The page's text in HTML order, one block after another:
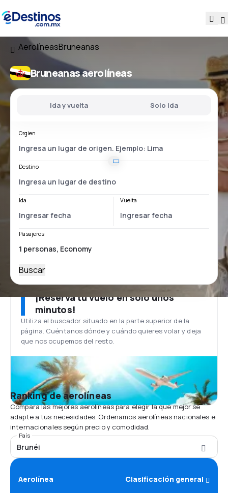
AerolíneasBruneanas
Bruneanas aerolíneas
Ida y vuelta Solo ida
Orgien
Destino
Ida Vuelta
Pasajeros
Buscar
¡Reserva tu vuelo en solo unos
minutos!
Utiliza el buscador situado en la parte superior de la
página. Cuéntanos dónde y cuándo quieres volar y deja
que nos ocupemos del resto.
Ranking de aerolíneas
Compara las mejores aerolíneas para elegir la que mejor se
adapte a tus necesidades. Ordenamos aerolíneas nacionales e
internacionales según precio y comodidad.
País
Brunéi
Aerolínea Clasificación general